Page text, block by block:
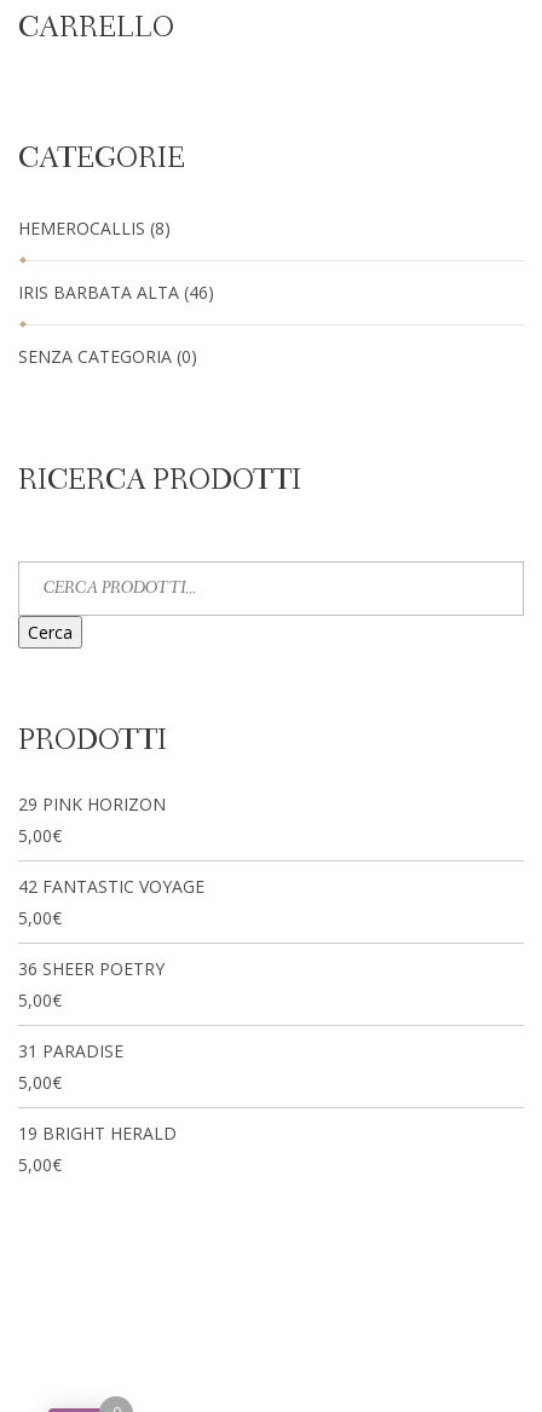
CARRELLO
CATEGORIE
HEMEROCALLIS (8)
IRIS BARBATA ALTA (46)
SENZA CATEGORIA (0)
RICERCA PRODOTTI
Cerca
PRODOTTI
29 PINK HORIZON
5,00€
42 FANTASTIC VOYAGE
5,00€
36 SHEER POETRY
5,00€
31 PARADISE
5,00€
19 BRIGHT HERALD
5,00€